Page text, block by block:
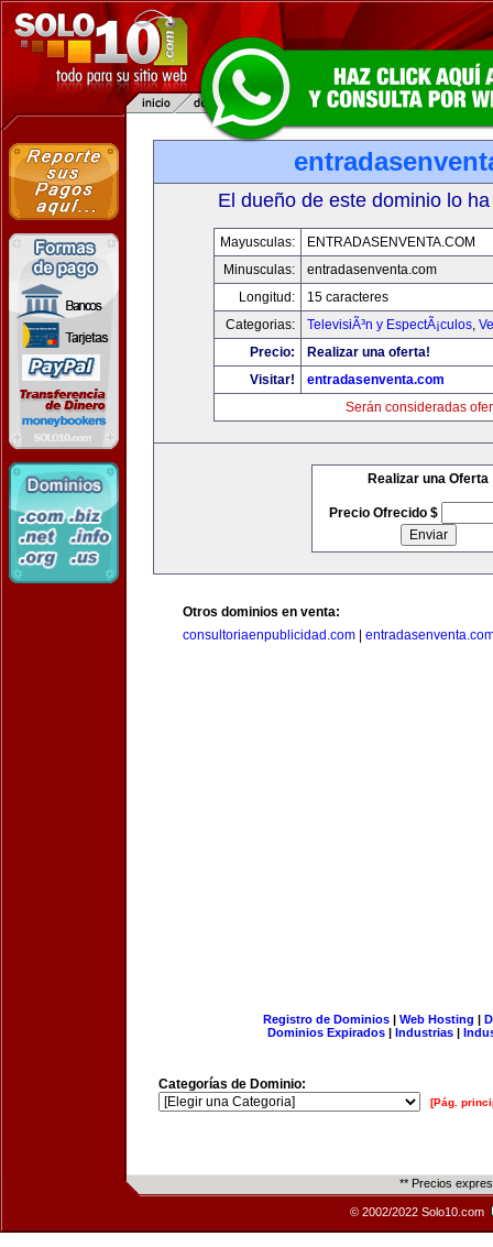
El dueño de este dominio lo
Mayusculas:
ENTRADASENVENTA.COM
Minusculas:
entradasenventa.com
Longitud:
15 caracteres
Categorias:
TelevisiÃ³n y EspectÃ¡culos,
Precio:
Realizar una oferta!
Visitar!
entradasenventa.com
Serán consideradas
Realizar una Oferta
Precio Ofrecido $
Otros dominios en venta:
consultoriaenpublicidad.com
Registro de Dominios| Web Hosting |
Dominios Expirados | Industrias |
Categorías de Dominio:
[Pág.
** Precios
© 2002/2022 Solo10.com